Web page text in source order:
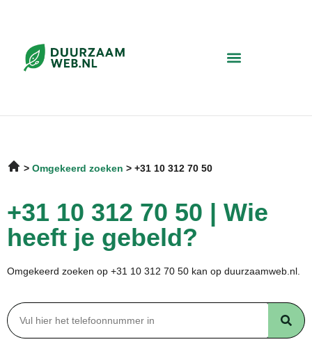
Omgekeerd zoeken +31 10 312 70 50
+31 10 312 70 50 | Wie
heeft je gebeld?
Omgekeerd zoeken op +31 10 312 70 50 kan op duurzaamweb.nl.